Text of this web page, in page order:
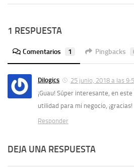
1 RESPUESTA
Comentarios 1 Pingbacks
Dilogics
25 junio, 2018 a las
¡Guau! Súper interesante, en
utilidad para mi negocio, ¡gracias!
Responder
DEJA UNA RESPUESTA